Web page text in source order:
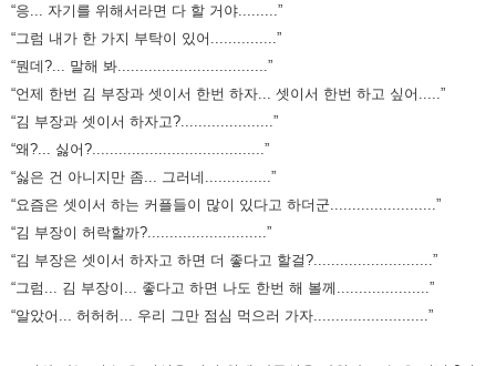
“응... 자기를 위해서라면 다 할 거야.........”
“그럼 내가 한 가지 부탁이 있어...............”
“뭔데?... 말해 봐..................................”
“언제 한번 김 부장과 셋이서 한번 하자... 셋이서 한번 하고 싶어.....”
“김 부장과 셋이서 하자고?.....................”
“왜?... 싫어?.......................................”
“싫은 건 아니지만 좀... 그러네...............”
“요즘은 셋이서 하는 커플들이 많이 있다고 하더군........................”
“김 부장이 허락할까?...........................”
“김 부장은 셋이서 하자고 하면 더 좋다고 할걸?...........................”
“그럼... 김 부장이... 좋다고 하면 나도 한번 해 볼께.....................”
“알았어... 허허허... 우리 그만 점심 먹으러 가자..........................”